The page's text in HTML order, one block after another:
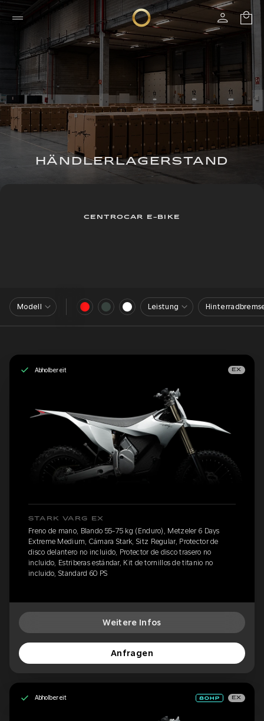
HÄNDLERLAGERSTAND
CENTROCAR E-BIKE
Modell Leistung
Abholbereit EX
STARK VARG EX
Freno de mano, Blando 55-75 kg (Enduro), Metzeler 6 Days
Extreme Medium, Cámara Stark, Sitz Regular, Protector de
disco delantero no incluido, Protector de disco trasero no
incluido, Estriberas estándar, Kit de tornillos de titanio no
incluido, Standard 60 PS
Weitere Infos
Anfragen
Abholbereit EX